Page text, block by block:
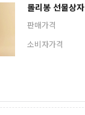
롤리봉 선물상자
판매가격
소비자가격